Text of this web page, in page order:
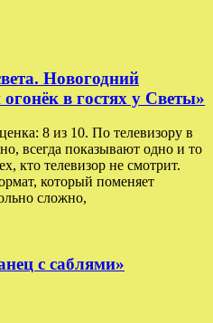
Новогодний
в гостях у Светы»
8 из 10. По телевизору в
всегда показывают одно и то
кто телевизор не смотрит.
который поменяет
сложно,
с саблями»